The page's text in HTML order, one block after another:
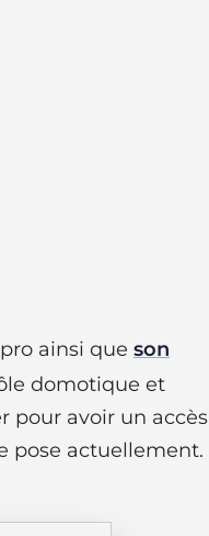
ainsi que son
domotique et
pour avoir un accès
pose actuellement.